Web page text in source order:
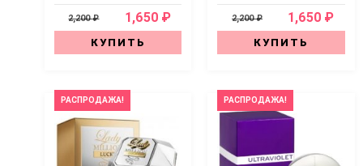
2,200 ₽ 1,650 ₽
КУПИТЬ
2,200 ₽ 1,650 ₽
КУПИТЬ
РАСПРОДАЖА! РАСПРОДАЖА!